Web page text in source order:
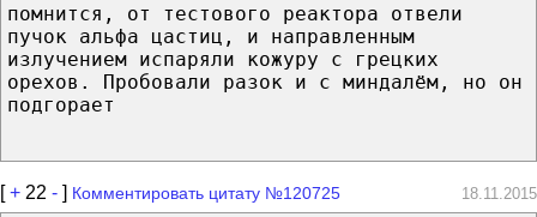
помнится, от тестового реактора отвели
пучок альфа цастиц, и направленным
излучением испаряли кожуру с грецких
орехов. Пробовали разок и с миндалём, но он
подгорает
[+ 22 - ] Комментировать цитату №120725 18.11.2015